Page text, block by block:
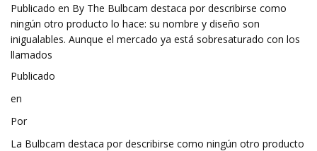
Publicado en By The Bulbcam destaca por describirse como
ningún otro producto lo hace: su nombre y diseño son
inigualables. Aunque el mercado ya está sobresaturado con los
llamados
Publicado
en
Por
La Bulbcam destaca por describirse como ningún otro producto